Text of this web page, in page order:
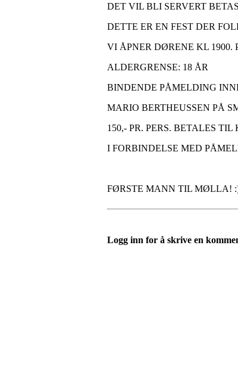
DET VIL BLI SERVERT
DETTE ER EN FEST DER
VI ÅPNER DØRENE KL 1900.
ALDERGRENSE: 18 ÅR
BINDENDE PÅMELDING
MARIO BERTHEUSSEN PÅ
150,- PR. PERS. BETALES TIL
I FORBINDELSE MED
FØRSTE MANN TIL MØLLA!
Logg inn for å skrive en